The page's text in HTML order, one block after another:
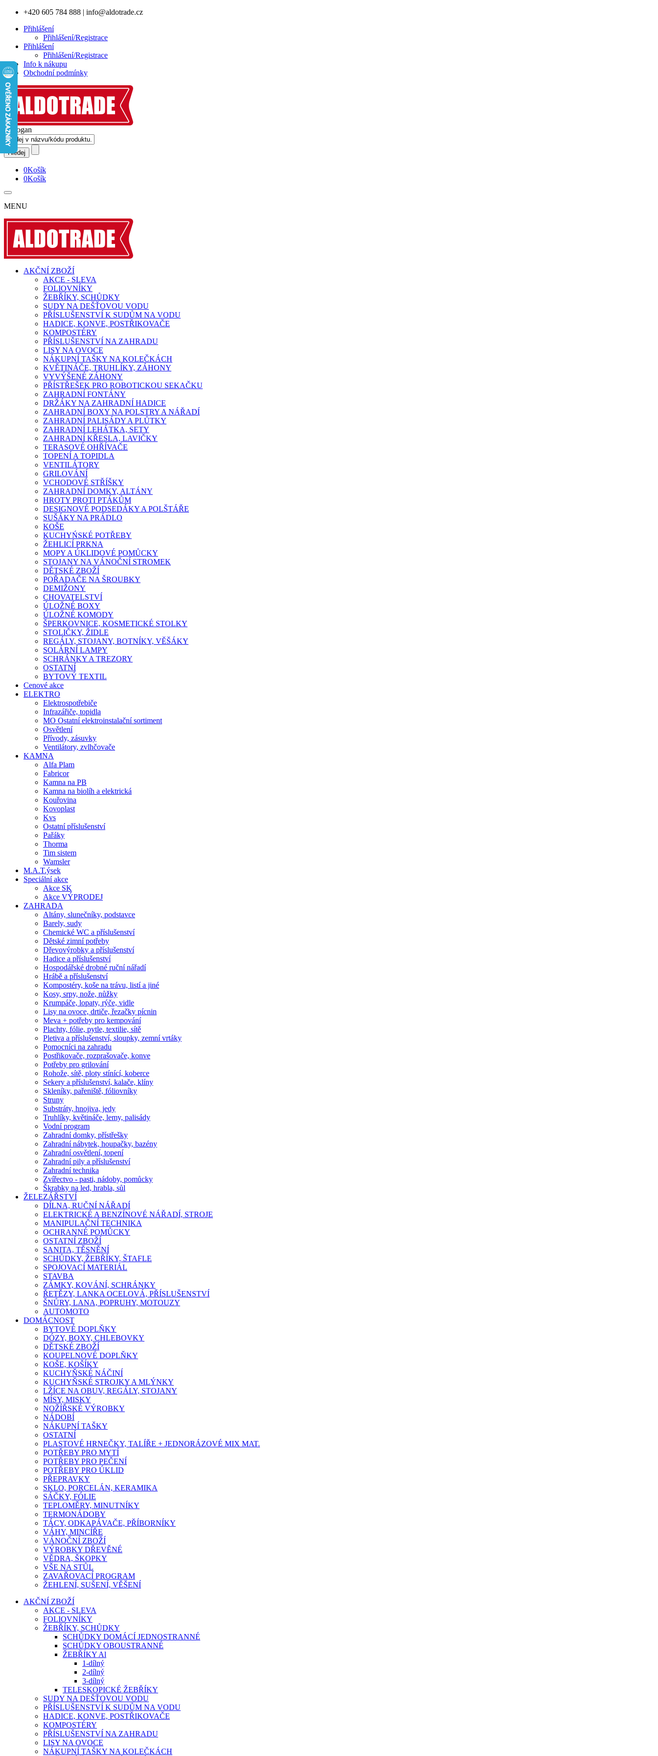
+420 605 784 888 | info@aldotrade.cz
Přihlášení
Přihlášení/Registrace
Přihlášení
Přihlášení/Registrace
Info k nákupu
Obchodní podmínky
0Košík
0Košík
MENU
AKČNÍ ZBOŽÍ
AKCE - SLEVA
FOLIOVNÍKY
ŽEBŘÍKY, SCHŮDKY
SUDY NA DEŠŤOVOU VODU
PŘÍSLUŠENSTVÍ K SUDŮM NA VODU
HADICE, KONVE, POSTŘIKOVAČE
KOMPOSTÉRY
PŘÍSLUŠENSTVÍ NA ZAHRADU
LISY NA OVOCE
NÁKUPNÍ TAŠKY NA KOLEČKÁCH
KVĚTINÁČE, TRUHLÍKY, ZÁHONY
VYVÝŠENÉ ZÁHONY
PŘÍSTŘEŠEK PRO ROBOTICKOU SEKAČKU
ZAHRADNÍ FONTÁNY
DRŽÁKY NA ZAHRADNÍ HADICE
ZAHRADNÍ BOXY NA POLSTRY A NÁŘADÍ
ZAHRADNÍ PALISÁDY A PLŮTKY
ZAHRADNÍ LEHÁTKA, SETY
ZAHRADNÍ KŘESLA, LAVIČKY
TERASOVÉ OHŘÍVAČE
TOPENÍ A TOPIDLA
VENTILÁTORY
GRILOVÁNÍ
VCHODOVÉ STŘÍŠKY
ZAHRADNÍ DOMKY, ALTÁNY
HROTY PROTI PTÁKŮM
DESIGNOVÉ PODSEDÁKY A POLŠTÁŘE
SUŠÁKY NA PRÁDLO
KOŠE
KUCHYŃSKÉ POTŘEBY
ŽEHLICÍ PRKNA
MOPY A ÚKLIDOVÉ POMŮCKY
STOJANY NA VÁNOČNÍ STROMEK
DĚTSKÉ ZBOŽÍ
POŘADAČE NA ŠROUBKY
DEMIŽONY
CHOVATELSTVÍ
ÚLOŽNÉ BOXY
ÚLOŽNÉ KOMODY
ŠPERKOVNICE, KOSMETICKÉ STOLKY
STOLIČKY, ŽIDLE
REGÁLY, STOJANY, BOTNÍKY, VĚŠÁKY
SOLÁRNÍ LAMPY
SCHRÁNKY A TREZORY
OSTATNÍ
BYTOVÝ TEXTIL
Cenové akce
ELEKTRO
Elektrospotřebiče
Infrazářiče, topidla
MO Ostatní elektroinstalační sortiment
Osvětlení
Přívody, zásuvky
Ventilátory, zvlhčovače
KAMNA
Alfa Plam
Fabricor
Kamna na PB
Kamna na biolíh a elektrická
Kouřovina
Kovoplast
Kvs
Ostatní příslušenství
Pařáky
Thorma
Tim sistem
Wamsler
M.A.T.ýsek
Speciální akce
Akce SK
Akce VÝPRODEJ
ZAHRADA
Altány, slunečníky, podstavce
Barely, sudy
Chemické WC a příslušenství
Dětské zimní potřeby
Dřevovýrobky a příslušenství
Hadice a příslušenství
Hospodářské drobné ruční nářadí
Hrábě a příslušenství
Kompostéry, koše na trávu, listí a jiné
Kosy, srpy, nože, nůžky
Krumpáče, lopaty, rýče, vidle
Lisy na ovoce, drtiče, řezačky pícnin
Meva + potřeby pro kempování
Plachty, fólie, pytle, textilie, sítě
Pletiva a příslušenství, sloupky, zemní vrtáky
Pomocníci na zahradu
Postřikovače, rozprašovače, konve
Potřeby pro grilování
Rohože, sítě, ploty stínící, koberce
Sekery a příslušenství, kalače, klíny
Skleníky, pařeniště, fóliovníky
Struny
Substráty, hnojiva, jedy
Truhlíky, květináče, lemy, palisády
Vodní program
Zahradní domky, přístřešky
Zahradní nábytek, houpačky, bazény
Zahradní osvětlení, topení
Zahradní pily a příslušenství
Zahradní technika
Zvířectvo - pasti, nádoby, pomůcky
Škrabky na led, hrabla, sůl
ŽELEZÁŘSTVÍ
DÍLNA, RUČNÍ NÁŘADÍ
ELEKTRICKÉ A BENZÍNOVÉ NÁŘADÍ, STROJE
MANIPULAČNÍ TECHNIKA
OCHRANNÉ POMŮCKY
OSTATNÍ ZBOŽÍ
SANITA, TĚSNĚNÍ
SCHŮDKY, ŽEBŘÍKY, ŠTAFLE
SPOJOVACÍ MATERIÁL
STAVBA
ZÁMKY, KOVÁNÍ, SCHRÁNKY
ŘETĚZY, LANKA OCELOVÁ, PŘÍSLUŠENSTVÍ
ŠNŮRY, LANA, POPRUHY, MOTOUZY
AUTOMOTO
DOMÁCNOST
BYTOVÉ DOPLŇKY
DÓZY, BOXY, CHLEBOVKY
DĚTSKÉ ZBOŽÍ
KOUPELNOVÉ DOPLŇKY
KOŠE, KOŠÍKY
KUCHYŇSKÉ NÁČINÍ
KUCHYŇSKÉ STROJKY A MLÝNKY
LŽÍCE NA OBUV, REGÁLY, STOJANY
MÍSY, MISKY
NOŽÍŘSKÉ VÝROBKY
NÁDOBÍ
NÁKUPNÍ TAŠKY
OSTATNÍ
PLASTOVÉ HRNEČKY, TALÍŘE + JEDNORÁZOVÉ MIX MAT.
POTŘEBY PRO MYTÍ
POTŘEBY PRO PEČENÍ
POTŘEBY PRO ÚKLID
PŘEPRAVKY
SKLO, PORCELÁN, KERAMIKA
SÁČKY, FÓLIE
TEPLOMĚRY, MINUTNÍKY
TERMONÁDOBY
TÁCY, ODKAPÁVAČE, PŘÍBORNÍKY
VÁHY, MINCÍŘE
VÁNOČNÍ ZBOŽÍ
VÝROBKY DŘEVĚNÉ
VĚDRA, ŠKOPKY
VŠE NA STŮL
ZAVAŘOVACÍ PROGRAM
ŽEHLENÍ, SUŠENÍ, VĚŠENÍ
AKČNÍ ZBOŽÍ
AKCE - SLEVA
FOLIOVNÍKY
ŽEBŘÍKY, SCHŮDKY
SCHŮDKY DOMÁCÍ JEDNOSTRANNÉ
SCHŮDKY OBOUSTRANNÉ
ŽEBŘÍKY Al
1-dílný
2-dílný
3-dílný
TELESKOPICKÉ ŽEBŘÍKY
SUDY NA DEŠŤOVOU VODU
PŘÍSLUŠENSTVÍ K SUDŮM NA VODU
HADICE, KONVE, POSTŘIKOVAČE
KOMPOSTÉRY
PŘÍSLUŠENSTVÍ NA ZAHRADU
LISY NA OVOCE
NÁKUPNÍ TAŠKY NA KOLEČKÁCH